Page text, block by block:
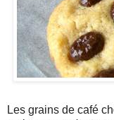
Les grains de café